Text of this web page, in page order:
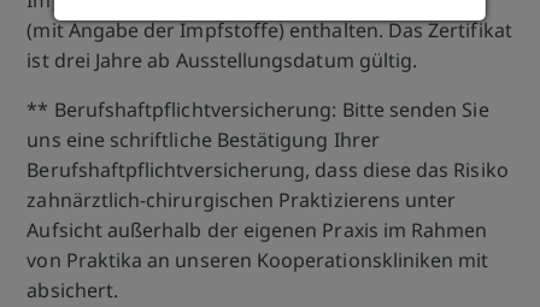
(mit Angabe der Impfstoffe) enthalten. Das Zertifikat
ist drei Jahre ab Ausstellungsdatum gültig.
** Berufshaftpflichtversicherung: Bitte senden Sie
uns eine schriftliche Bestätigung Ihrer
Berufshaftpflichtversicherung, dass diese das Risiko
zahnärztlich-chirurgischen Praktizierens unter
Aufsicht außerhalb der eigenen Praxis im Rahmen
von Praktika an unseren Kooperationskliniken mit
absichert.